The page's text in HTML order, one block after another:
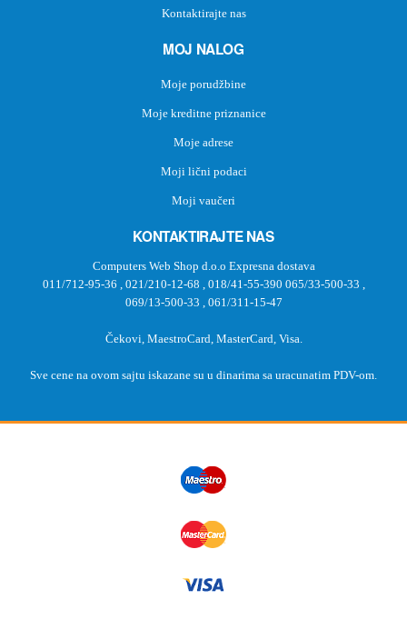
Kontaktirajte nas
MOJ NALOG
Moje porudžbine
Moje kreditne priznanice
Moje adrese
Moji lični podaci
Moji vaučeri
KONTAKTIRAJTE NAS
Computers Web Shop d.o.o Expresna dostava
011/712-95-36
021/210-12-68 018/41-55-390 065/33-500-33
069/13-500-33
061/311-15-47
Čekovi, MaestroCard, MasterCard, Visa.
Sve cene na ovom sajtu iskazane su u dinarima sa uracunatim PDV-om.